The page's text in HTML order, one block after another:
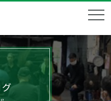
要
profile
念